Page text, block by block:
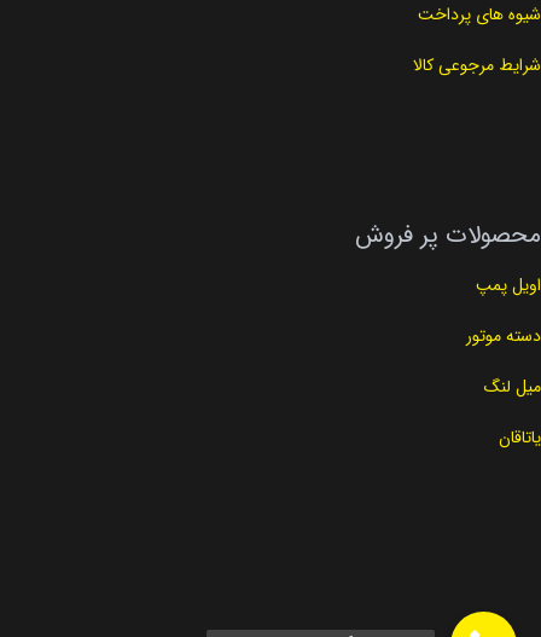
شیوه های پرداخت
شرایط مرجوعی کالا
محصولات پر فروش
اویل پمپ
دسته موتور
میل لنگ
یاتاقان